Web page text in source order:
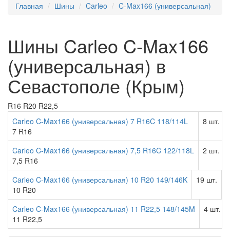
Главная
Шины Carleo C-Max166 (универсальная)
Шины Carleo C-Max166
(универсальная) в
Севастополе (Крым)
R16 R20 R22,5
Carleo C-Max166 (универсальная) 7 R16C 118/114L
7 R16
8 шт.
Carleo C-Max166 (универсальная) 7,5 R16C 122/118L
7,5 R16
2 шт.
Carleo C-Max166 (универсальная) 10 R20 149/146K
10 R20
19 шт.
Carleo C-Max166 (универсальная) 11 R22,5 148/145M
11 R22,5
4 шт.